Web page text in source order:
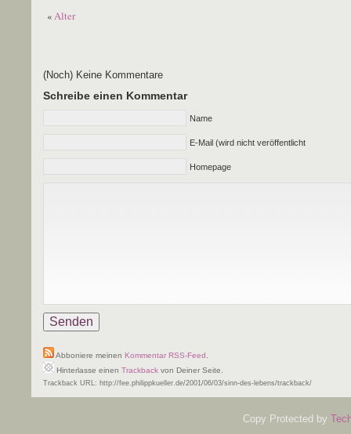
«Alter
(Noch) Keine Kommentare
Schreibe einen Kommentar
Name
E-Mail (wird nicht veröffentlicht
Homepage
Abboniere meinen Kommentar RSS-Feed
Hinterlasse einen Trackback von Deiner Seite.
Trackback URL: http://fee.philippkueller.de/2001/06/03/sinn-des-lebens/trackback/
Copy Protected by